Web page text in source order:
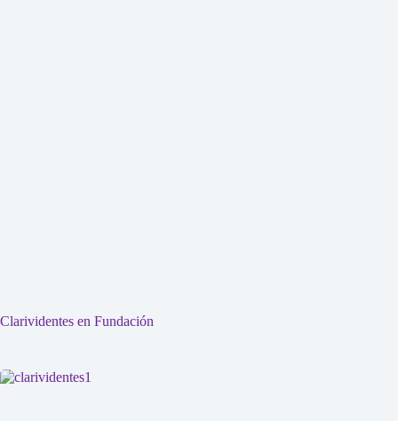
Clarividentes en Fundación